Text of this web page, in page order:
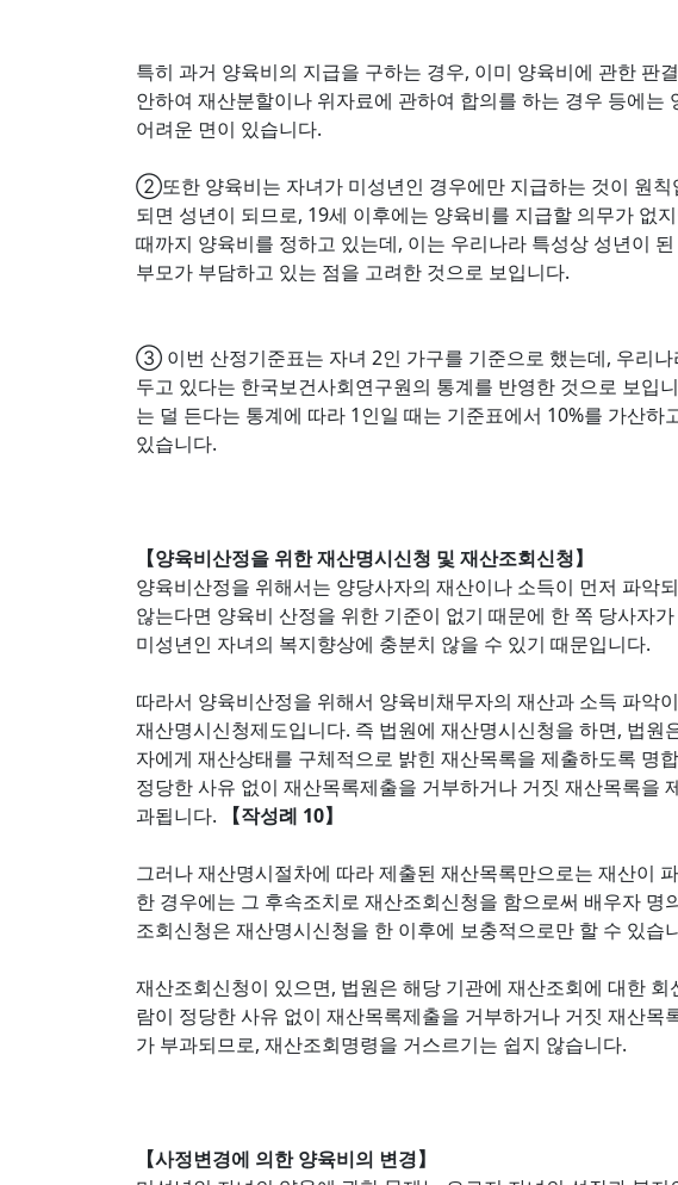
특히 과거 양육비의 지급을 구하는 경우, 이미 양육비에 관한 판
안하여 재산분할이나 위자료에 관하여 합의를 하는 경우 등에는
어려운 면이 있습니다.
②또한 양육비는 자녀가 미성년인 경우에만 지급하는 것이 원칙
되면 성년이 되므로, 19세 이후에는 양육비를 지급할 의무가 없
때까지 양육비를 정하고 있는데, 이는 우리나라 특성상 성년이
부모가 부담하고 있는 점을 고려한 것으로 보입니다.
③ 이번 산정기준표는 자녀 2인 가구를 기준으로 했는데, 우리
두고 있다는 한국보건사회연구원의 통계를 반영한 것으로 보입
는 덜 든다는 통계에 따라 1인일 때는 기준표에서 10%를 가산하
있습니다.
【양육비산정을 위한 재산명시신청 및 재산조회신청】
양육비산정을 위해서는 양당사자의 재산이나 소득이 먼저 파악
않는다면 양육비 산정을 위한 기준이 없기 때문에 한 쪽 당사자
미성년인 자녀의 복지향상에 충분치 않을 수 있기 때문입니다.
따라서 양육비산정을 위해서 양육비채무자의 재산과 소득 파악
재산명시신청제도입니다. 즉 법원에 재산명시신청을 하면, 법원
자에게 재산상태를 구체적으로 밝힌 재산목록을 제출하도록 명
정당한 사유 없이 재산목록제출을 거부하거나 거짓 재산목록을
과됩니다.
【작성례 10】
그러나 재산명시절차에 따라 제출된 재산목록만으로는 재산이
한 경우에는 그 후속조치로 재산조회신청을 함으로써 배우자 명
조회신청은 재산명시신청을 한 이후에 보충적으로만 할 수 있습
재산조회신청이 있으면, 법원은 해당 기관에 재산조회에 대한
람이 정당한 사유 없이 재산목록제출을 거부하거나 거짓 재산목
가 부과되므로, 재산조회명령을 거스르기는 쉽지 않습니다.
【사정변경에 의한 양육비의 변경】